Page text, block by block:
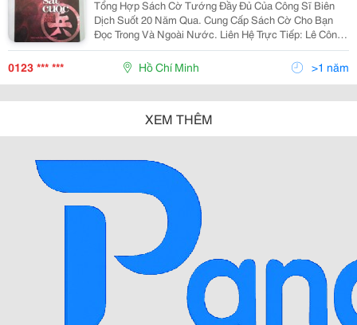
Tổng Hợp Sách Cờ Tướng Đầy Đủ Của Công Sĩ Biên
Dịch Suốt 20 Năm Qua. Cung Cấp Sách Cờ Cho Bạn
Đọc Trong Và Ngoài Nước. Liên Hệ Trực Tiếp: Lê Công
Sĩ Đt: 0123.317.0601 Email: Sidichthuat@Gmail.com
Đc: 2/50 Khu Phố Bình Đường 1, Phường An Bình, Thị
0123 *** *** Hồ Chí Minh >1 năm
XEM THÊM